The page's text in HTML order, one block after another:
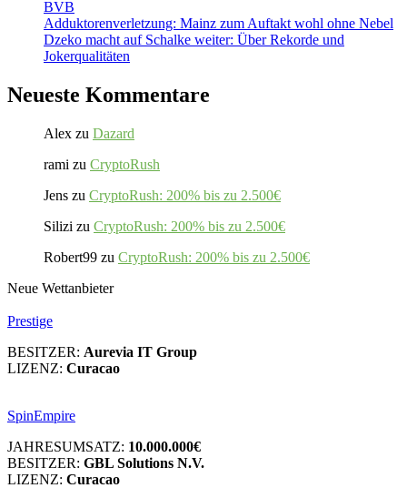
BVB
Adduktorenverletzung: Mainz zum Auftakt wohl ohne Nebel
Dzeko macht auf Schalke weiter: Über Rekorde und
Jokerqualitäten
Neueste Kommentare
Alex zu Dazard
rami zu CryptoRush
Jens zu CryptoRush: 200% bis zu 2.500€
Silizi zu CryptoRush: 200% bis zu 2.500€
Robert99 zu CryptoRush: 200% bis zu 2.500€
Neue Wettanbieter
Prestige
BESITZER: Aurevia IT Group
LIZENZ: Curacao
SpinEmpire
JAHRESUMSATZ: 10.000.000€
BESITZER: GBL Solutions N.V.
LIZENZ: Curacao